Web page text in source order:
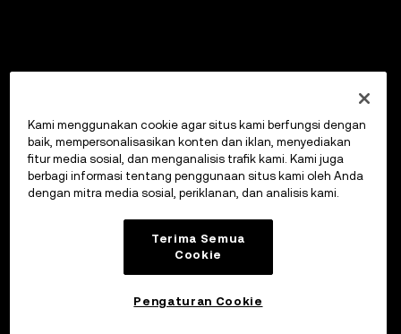
Kami menggunakan cookie agar situs kami berfungsi dengan
baik, mempersonalisasikan konten dan iklan, menyediakan
fitur media sosial, dan menganalisis trafik kami. Kami juga
berbagi informasi tentang penggunaan situs kami oleh Anda
dengan mitra media sosial, periklanan, dan analisis kami.
Terima Semua
Cookie
Pengaturan Cookie